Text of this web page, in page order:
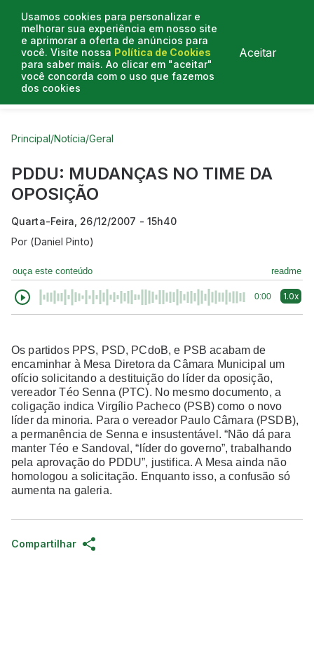
Usamos cookies para personalizar e
melhorar sua experiência em nosso site
e aprimorar a oferta de anúncios para
você. Visite nossa Política de Cookies
para saber mais. Ao clicar em "aceitar"
você concorda com o uso que fazemos
dos cookies
Aceitar
Curtas do Poder
Principal/Notícia/Geral
PDDU: MUDANÇAS NO TIME DA
OPOSIÇÃO
Quarta-Feira, 26/12/2007 - 15h40
Por (Daniel Pinto)
ouça este conteúdo readme
0:00 1.0x
Os partidos PPS, PSD, PCdoB, e PSB acabam de
encaminhar à Mesa Diretora da Câmara Municipal um
ofício solicitando a destituição do líder da oposição,
vereador Téo Senna (PTC). No mesmo documento, a
coligação indica Virgílio Pacheco (PSB) como o novo
líder da minoria. Para o vereador Paulo Câmara (PSDB),
a permanência de Senna e insustentável. “Não dá para
manter Téo e Sandoval, “líder do governo”, trabalhando
pela aprovação do PDDU”, justifica. A Mesa ainda não
homologou a solicitação. Enquanto isso, a confusão só
aumenta na galeria.
Compartilhar